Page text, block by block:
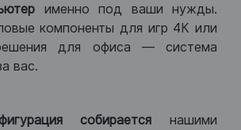
именно под ваши нужды.
компоненты для игр 4К или
для офиса — система
вас.
собираетсянашими